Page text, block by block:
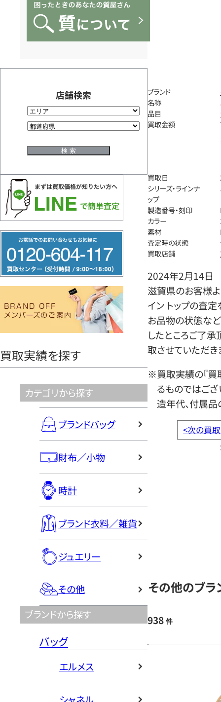
店舗検索
リ
ー
ヤ
買取実績を探す
カテゴリから探す
ブランドバッグ
財布／小物
時計
ブランド衣料／雑貨
ジュエリー
その他
ブランドから探す
バッグ
エルメス
ブランド
名称
品目
買取金額
買取日
シリーズ・ラインナ
ップ
製造番号・刻印
カラー
素材
査定時の状態
買取店舗
2024年2月14日
滋賀県のお客様
イン トップの査
お品物の状態など
したところご了
取させていただき
※買取実績の『買
るものではござ
造年代、付属品
<次の買
その他のブラ
938 件